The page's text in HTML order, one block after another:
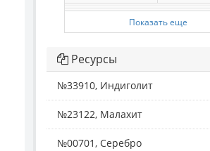
Показать еще
Ресурсы
№33910, Индиголит
№23122, Малахит
№00701, Серебро